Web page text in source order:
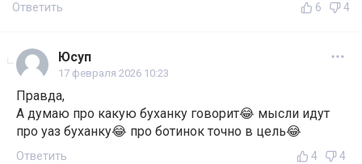
Ответить 6 4
Юсуп
17 февраля 2026 10:23
Правда,
А думаю про какую буханку говорит😂 мысли идут
про уаз буханку😂 про ботинок точно в цель😂
Ответить 4 4